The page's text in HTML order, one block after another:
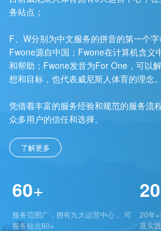
务站点；
F、W分别为中文服务的拼音的第一个
Fwone源自中国；Fwone在计算机含义
和帮助；Fwone发音为For One，可以
想和目标，也代表威尼斯人体育的理念。
凭借着丰富的服务经验和规范的服务流
众多用户的信任和选择。
了解更多
60+
服务范围广，拥有九大运营中心， 可
服务站点60+
20
20年
及实